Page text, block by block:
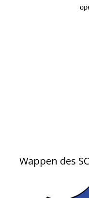
Wappen des